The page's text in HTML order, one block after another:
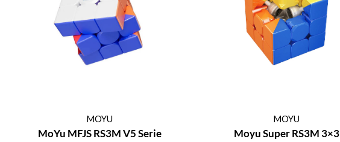
MOYU
MoYu MFJS RS3M V5 Serie
MOYU
Moyu Super RS3M 3×3